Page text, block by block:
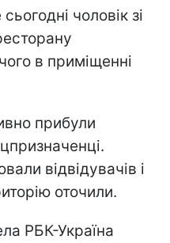
чоловік зі
в приміщенні
прибули
відвідувачів і
оточили.
РБК-Україна